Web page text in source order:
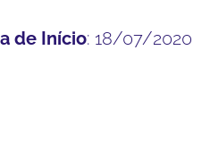
de Início: 18/07/2020